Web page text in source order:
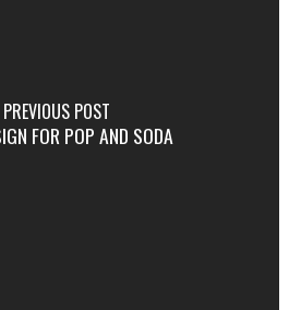
PREVIOUS POST
FOR POP AND SODA